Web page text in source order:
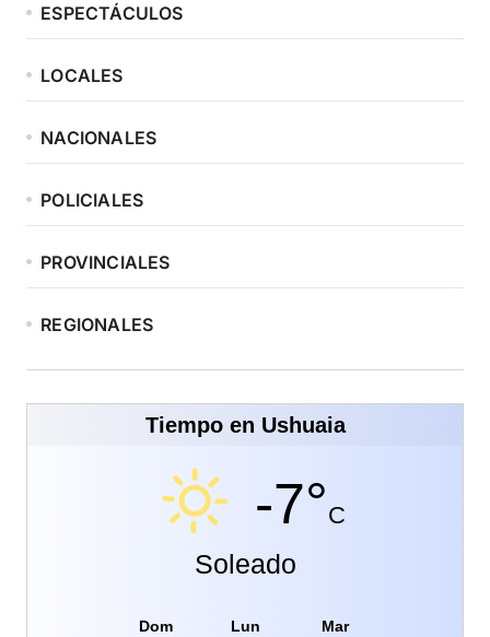
ESPECTÁCULOS
LOCALES
NACIONALES
POLICIALES
PROVINCIALES
REGIONALES
Tiempo en Ushuaia
-7°C
Soleado
Dom Lun Mar